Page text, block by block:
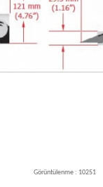
Görüntülenme : 10251